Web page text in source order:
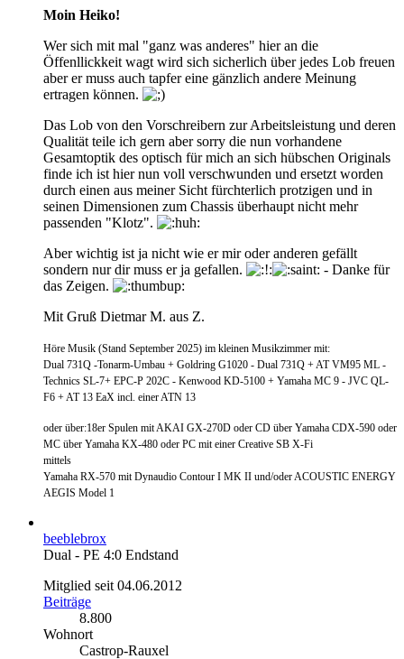
Moin Heiko!
Wer sich mit mal "ganz was anderes" hier an die
Öffenllickkeit wagt wird sich sicherlich über jedes Lob freuen
aber er muss auch tapfer eine gänzlich andere Meinung
ertragen können.
Das Lob von den Vorschreibern zur Arbeitsleistung und deren
Qualität teile ich gern aber sorry die nun vorhandene
Gesamtoptik des optisch für mich an sich hübschen Originals
finde ich ist hier nun voll verschwunden und ersetzt worden
durch einen aus meiner Sicht fürchterlich protzigen und in
seinen Dimensionen zum Chassis überhaupt nicht mehr
passenden "Klotz".
Aber wichtig ist ja nicht wie er mir oder anderen gefällt
sondern nur dir muss er ja gefallen.
- Danke für
das Zeigen.
Mit Gruß Dietmar M. aus Z.
Höre Musik (Stand September 2025) im kleinen Musikzimmer mit:
Dual 731Q -Tonarm-Umbau + Goldring G1020 - Dual 731Q + AT VM95 ML -
Technics SL-7+ EPC-P 202C - Kenwood KD-5100 + Yamaha MC 9 - JVC QL-
F6 + AT 13 EaX incl. einer ATN 13
oder über:18er Spulen mit AKAI GX-270D oder CD über Yamaha CDX-590 oder
MC über Yamaha KX-480 oder PC mit einer Creative SB X-Fi
mittels
Yamaha RX-570 mit Dynaudio Contour I MK II und/oder ACOUSTIC ENERGY
AEGIS Model 1
beeblebrox
Dual - PE 4:0 Endstand
Mitglied seit 04.06.2012
Beiträge
8.800
Wohnort
Castrop-Rauxel